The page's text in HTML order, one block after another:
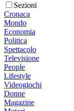
Sezioni
Cronaca
Mondo
Economia
Politica
Spettacolo
Televisione
People
Lifestyle
Videogiochi
Donne
Magazine